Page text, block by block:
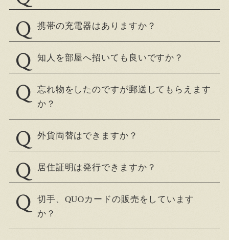
携帯の充電器はありますか？
知人を部屋へ招いても良いですか？
忘れ物をしたのですが郵送してもらえます
か？
外貨両替はできますか？
居住証明は発行できますか？
切手、QUOカードの販売をしています
か？